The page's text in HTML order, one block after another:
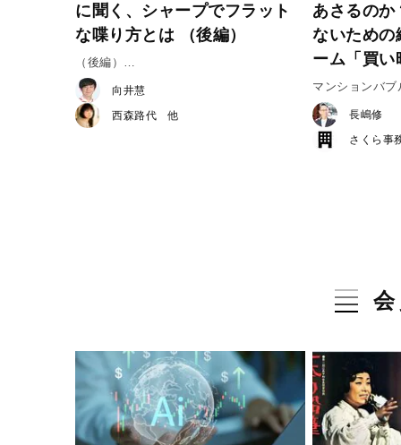
に聞く、シャープでフラット
な喋り方とは （後編）
（後編）
向井慧がこれからのラジオで語ること
向井慧
西森路代
あさるのか
ないための
ーム「買い
マンションバ
長嶋修
さくら事